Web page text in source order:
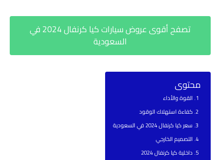
تصفح أقوى عروض سيارات كيا كرنفال 2024 في
السعودية
محتوى
القوة والأداء
كفاءة استهلاك الوقود
سعر كيا كرنفال 2024 في السعودية
التصميم الخارجي
داخلية كيا كرنفال 2024